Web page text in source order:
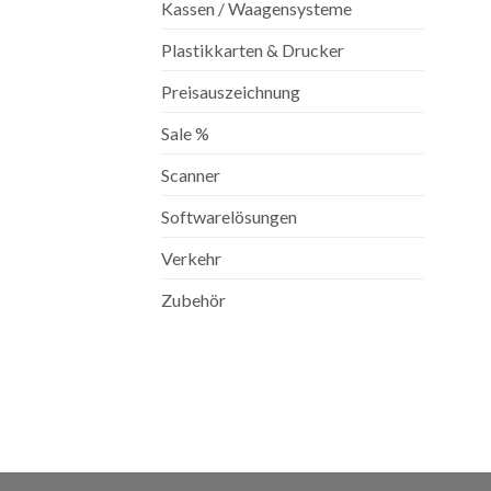
Kassen / Waagensysteme
Plastikkarten & Drucker
Preisauszeichnung
Sale %
Scanner
Softwarelösungen
Verkehr
Zubehör